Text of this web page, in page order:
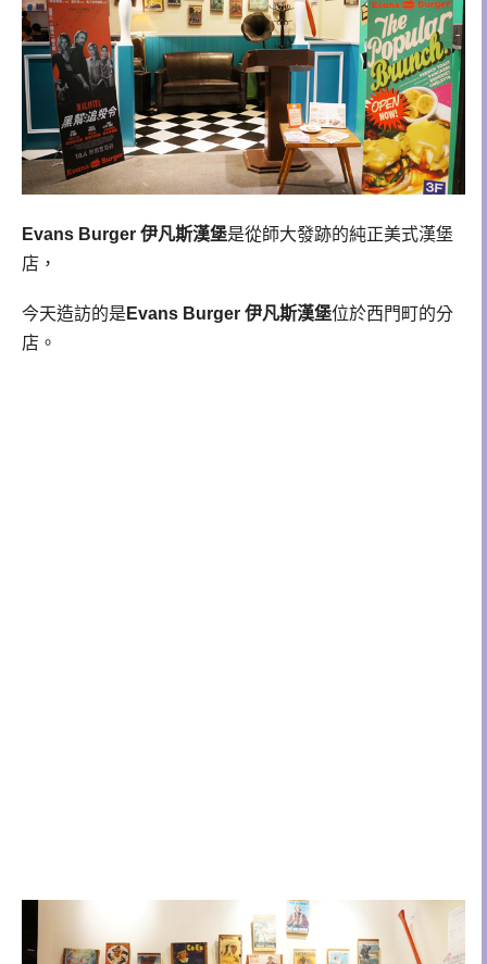
Evans Burger 伊凡斯漢堡是從師大發跡的純正美式漢堡
店，
今天造訪的是 Evans Burger 伊凡斯漢堡位於西門町的分
店。